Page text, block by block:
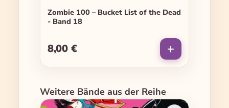
Zombie 100 – Bucket List of the Dead
- Band 18
Regulärer Preis:
8,00 €
Produktgalerie überspringen
Weitere Bände aus der Reihe